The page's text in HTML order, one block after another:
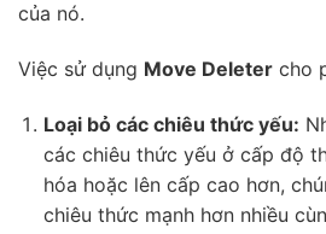
của nó.
Việc sử dụng Move Deleter cho
Loại bỏ các chiêu thức yếu:
các chiêu thức yếu ở cấp độ
hóa hoặc lên cấp cao hơn,
chiêu thức mạnh hơn nhiều